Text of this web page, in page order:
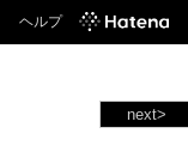
ヘルプ
next>